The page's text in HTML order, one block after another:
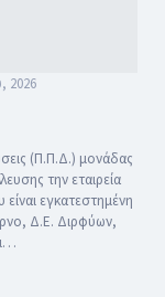
2026
(Π.Π.Δ.) μονάδας
την εταιρεία
εγκατεστημένη
Δ.Ε. Διρφύων,